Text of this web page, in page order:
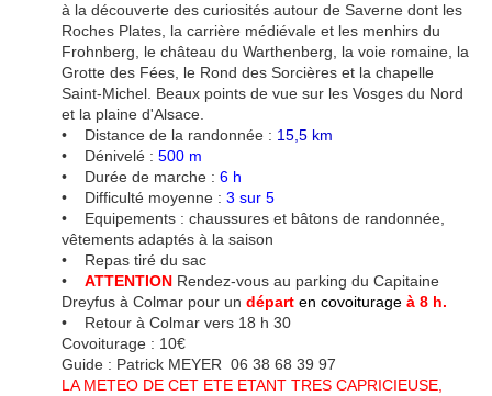
à la découverte des curiosités autour de Saverne dont les
Roches Plates, la carrière médiévale et les menhirs du
Frohnberg, le château du Warthenberg, la voie romaine, la
Grotte des Fées, le Rond des Sorcières et la chapelle
Saint-Michel. Beaux points de vue sur les Vosges du Nord
et la plaine d'Alsace.
• Distance de la randonnée : 15,5 km
• Dénivelé : 500 m
• Durée de marche : 6 h
• Difficulté moyenne : 3 sur 5
• Equipements : chaussures et bâtons de randonnée,
vêtements adaptés à la saison
• Repas tiré du sac
•
ATTENTION Rendez-vous au parking du Capitaine
Dreyfus à Colmar pour un départ en covoiturage à 8 h.
• Retour à Colmar vers 18 h 30
Covoiturage : 10€
Guide : Patrick MEYER 06 38 68 39 97
LA METEO DE CET ETE ETANT TRES CAPRICIEUSE,